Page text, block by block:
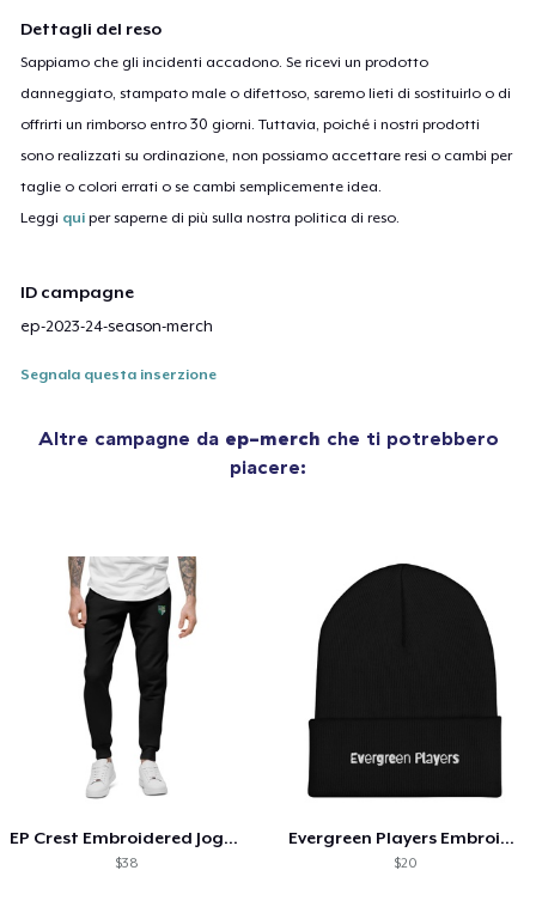
Dettagli del reso
Sappiamo che gli incidenti accadono. Se ricevi un prodotto
danneggiato, stampato male o difettoso, saremo lieti di sostituirlo o di
offrirti un rimborso entro 30 giorni. Tuttavia, poiché i nostri prodotti
sono realizzati su ordinazione, non possiamo accettare resi o cambi per
taglie o colori errati o se cambi semplicemente idea.
Leggi qui per saperne di più sulla nostra politica di reso.
ID campagne
ep-2023-24-season-merch
Segnala questa inserzione
Altre campagne da ep-merch che ti potrebbero
piacere:
EP Crest Embroidered Joggers
$38
Evergreen Players Embroidered Beanie
$20